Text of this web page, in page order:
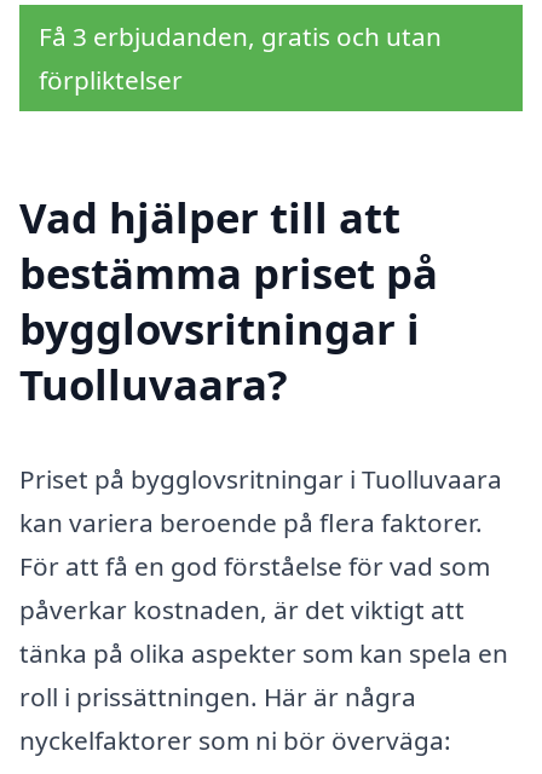
Få 3 erbjudanden, gratis och utan
förpliktelser
Vad hjälper till att
bestämma priset på
bygglovsritningar i
Tuolluvaara?
Priset på bygglovsritningar i Tuolluvaara
kan variera beroende på flera faktorer.
För att få en god förståelse för vad som
påverkar kostnaden, är det viktigt att
tänka på olika aspekter som kan spela en
roll i prissättningen. Här är några
nyckelfaktorer som ni bör överväga: